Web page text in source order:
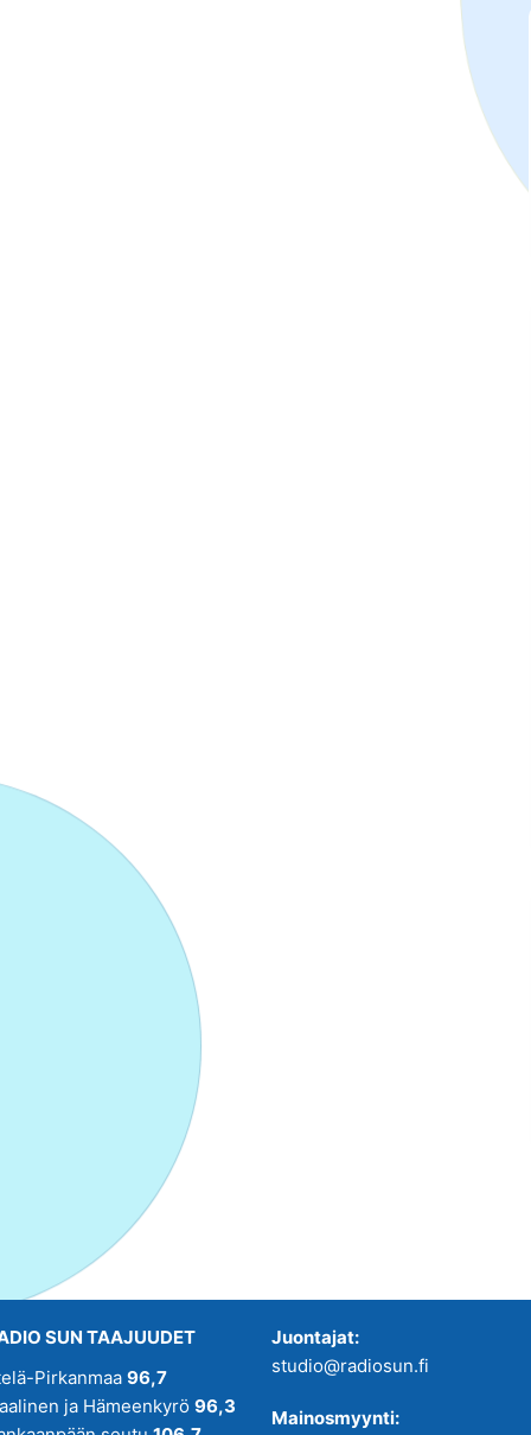
SUN TAAJUUDET
Pirkanmaa 96,7
ja Hämeenkyrö 96,3
Juontajat:
studio@radiosun.fi
Mainosmyynti: